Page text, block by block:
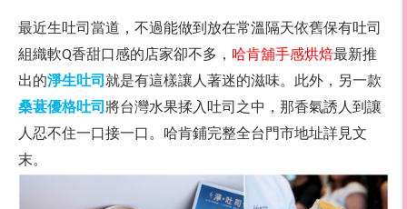
最近生吐司當道，不過能做到放在常溫隔天依舊保有吐司
組織軟Q香甜口感的店家卻不多， 哈肯舖手感烘焙最新推
出的淨生吐司 就是有這樣讓人著迷的滋味。此外，另一款
桑葚優格吐司 將台灣水果揉入吐司之中，那香氣誘人到讓
人忍不住一口接一口。哈肯鋪完整全台門市地址詳見文
末。